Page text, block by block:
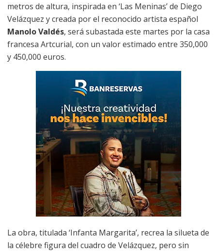
metros de altura, inspirada en ‘Las Meninas’ de Diego
Velázquez y creada por el reconocido artista español
Manolo Valdés, será subastada este martes por la casa
francesa Artcurial, con un valor estimado entre 350,000
y 450,000 euros.
La obra, titulada ‘Infanta Margarita’, recrea la silueta de
la célebre figura del cuadro de Velázquez, pero sin